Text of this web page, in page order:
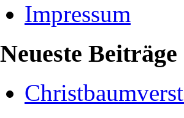
Impressum
Neueste Beiträge